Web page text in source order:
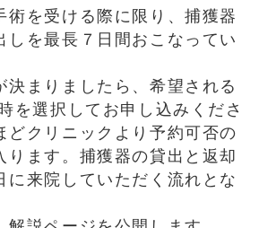
術を受ける際に限り、捕獲器
しを最長７日間おこなってい
決まりましたら、希望される
を選択してお申し込みくださ
どクリニックより予約可否の
ります。捕獲器の貸出と返却
に来院していただく流れとな